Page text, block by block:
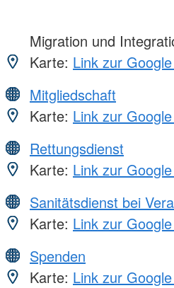
Migration und
Karte: Link zur
Mitgliedschaft
Karte: Link zur
Rettungsdienst
Karte: Link zur
Sanitätsdienst bei
Karte: Link zur
Spenden
Karte: Link zur